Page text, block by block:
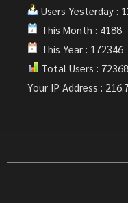
Users Yesterday :
This Month : 4188
This Year : 172346
Total Users :
Your IP Address :